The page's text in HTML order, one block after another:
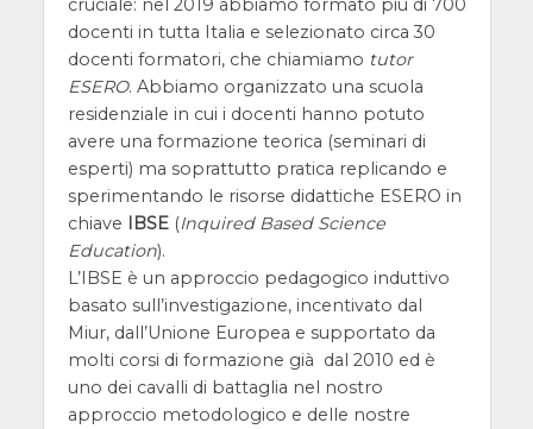
cruciale: nel 2019 abbiamo formato più di 700
docenti in tutta Italia e selezionato circa 30
docenti formatori, che chiamiamo tutor
ESERO. Abbiamo organizzato una scuola
residenziale in cui i docenti hanno potuto
avere una formazione teorica (seminari di
esperti) ma soprattutto pratica replicando e
sperimentando le risorse didattiche ESERO in
chiave IBSE(Inquired Based Science
Education).
L’IBSE è un approccio pedagogico induttivo
basato sull’investigazione, incentivato dal
Miur, dall’Unione Europea e supportato da
molti corsi di formazione già dal 2010 ed è
uno dei cavalli di battaglia nel nostro
approccio metodologico e delle nostre